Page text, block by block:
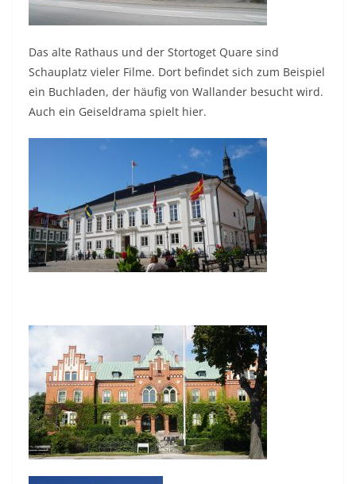
Das alte Rathaus und der Stortoget Quare sind
Schauplatz vieler Filme. Dort befindet sich zum Beispiel
ein Buchladen, der häufig von Wallander besucht wird.
Auch ein Geiseldrama spielt hier.